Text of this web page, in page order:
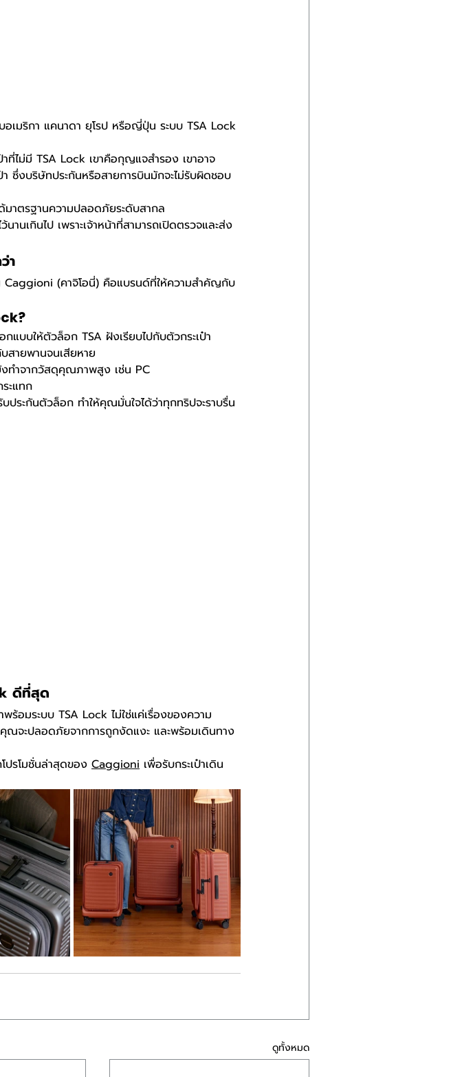
อเมริกา แคนาดา ยุโรป หรือญี่ปุ่น ระบบ TSA Lock
ที่ไม่มี TSA Lock เขาคือกุญแจสำรอง เขาอาจ
ซึ่งบริษัทประกันหรือสายการบินมักจะไม่รับผิดชอบ
มาตรฐานความปลอดภัยระดับสากล
านเกินไป เพราะเจ้าหน้าที่สามารถเปิดตรวจและส่ง
า
Caggioni (คาจิโอนี่) คือแบรนด์ที่ให้ความสำคัญกับ
บบให้ตัวล็อก TSA ฝังเรียบไปกับตัวกระเป๋า
สายพานจนเสียหาย
ทำจากวัสดุคุณภาพสูง เช่น PC
ะแทก
ประกันตัวล็อก ทำให้คุณมั่นใจได้ว่าทุกทริปจะราบรื่น
ดีที่สุด
อมระบบ TSA Lock ไม่ใช่แค่เรื่องของความ
ณจะปลอดภัยจากการถูกงัดแงะ และพร้อมเดินทาง
ปรโมชั่นล่าสุดของ Caggioni เพื่อรับกระเป๋าเดิน
ดูทั้งหมด